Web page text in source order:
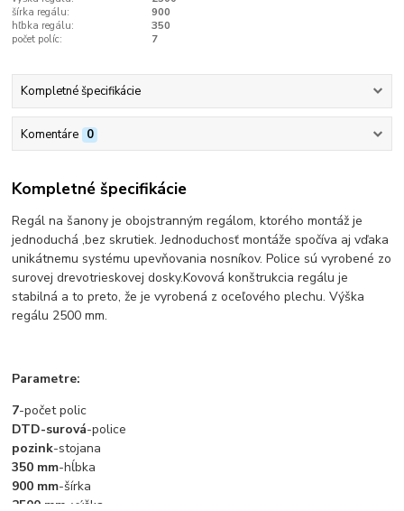
šírka regálu:
900
hľbka regálu:
350
počet políc:
7
Kompletné špecifikácie
Komentáre 0
Kompletné špecifikácie
Regál na šanony je obojstranným regálom, ktorého montáž je
jednoduchá ,bez skrutiek. Jednoduchosť montáže spočíva aj vďaka
unikátnemu systému upevňovania nosníkov. Police sú vyrobené zo
surovej drevotrieskovej dosky.Kovová konštrukcia regálu je
stabilná a to preto, že je vyrobená z oceľového plechu. Výška
regálu 2500 mm.
Parametre:
7-počet polic
DTD-surová-police
pozink-stojana
350 mm-hĺbka
900 mm-šírka
2500 mm -výška